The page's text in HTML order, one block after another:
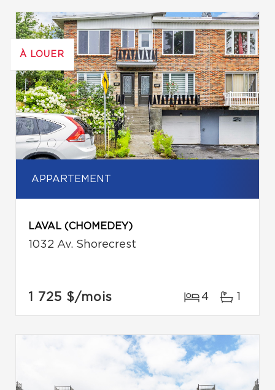
À LOUER
APPARTEMENT
LAVAL (CHOMEDEY)
1032 Av. Shorecrest
1 725 $/mois 4 1